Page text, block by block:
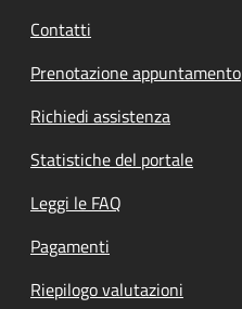
Contatti
Prenotazione appuntamento
Richiedi assistenza
Statistiche del portale
Leggi le FAQ
Pagamenti
Riepilogo valutazioni